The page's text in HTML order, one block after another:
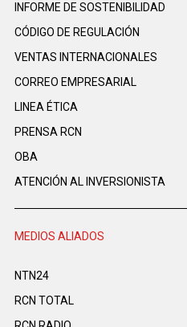
INFORME DE SOSTENIBILIDAD
CÓDIGO DE REGULACIÓN
VENTAS INTERNACIONALES
CORREO EMPRESARIAL
LINEA ÉTICA
PRENSA RCN
OBA
ATENCIÓN AL INVERSIONISTA
MEDIOS ALIADOS
NTN24
RCN TOTAL